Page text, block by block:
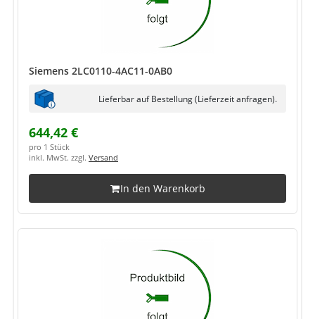
Siemens 2LC0110-4AC11-0AB0
Lieferbar auf Bestellung (Lieferzeit anfragen).
644,42 €
pro 1 Stück
inkl. MwSt. zzgl. Versand
In den Warenkorb